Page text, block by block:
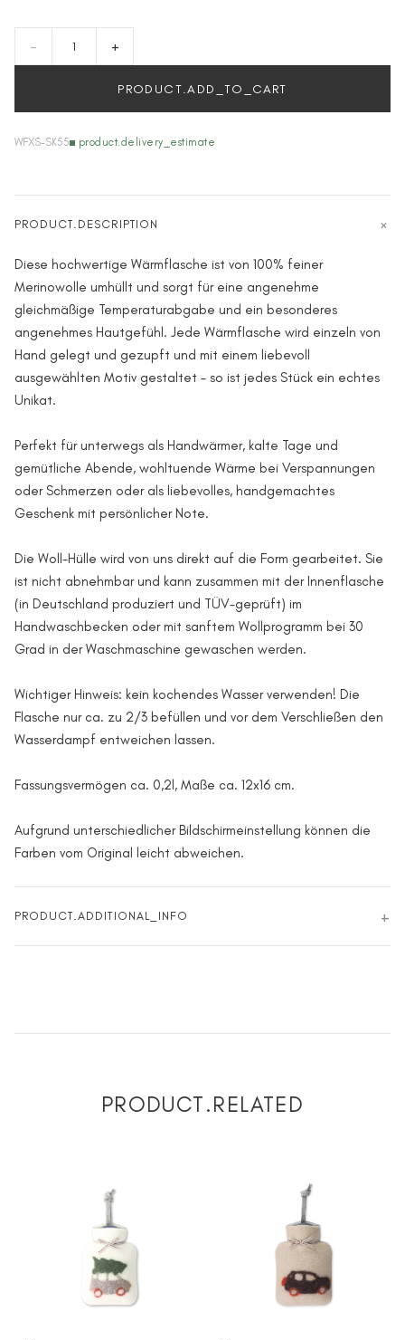
- +
PRODUCT.ADD_TO_CART
WFXS-SK55 product.delivery_estimate
PRODUCT.DESCRIPTION
Diese hochwertige Wärmflasche ist von 100% feiner
Merinowolle umhüllt und sorgt für eine angenehme
gleichmäßige Temperaturabgabe und ein besonderes
angenehmes Hautgefühl. Jede Wärmflasche wird einzeln von
Hand gelegt und gezupft und mit einem liebevoll
ausgewählten Motiv gestaltet – so ist jedes Stück ein echtes
Unikat.
Perfekt für unterwegs als Handwärmer, kalte Tage und
gemütliche Abende, wohltuende Wärme bei Verspannungen
oder Schmerzen oder als liebevolles, handgemachtes
Geschenk mit persönlicher Note.
Die Woll-Hülle wird von uns direkt auf die Form gearbeitet. Sie
ist nicht abnehmbar und kann zusammen mit der Innenflasche
(in Deutschland produziert und TÜV-geprüft) im
Handwaschbecken oder mit sanftem Wollprogramm bei 30
Grad in der Waschmaschine gewaschen werden.
Wichtiger Hinweis: kein kochendes Wasser verwenden! Die
Flasche nur ca. zu 2/3 befüllen und vor dem Verschließen den
Wasserdampf entweichen lassen.
Fassungsvermögen ca. 0,2l, Maße ca. 12x16 cm.
Aufgrund unterschiedlicher Bildschirmeinstellung können die
Farben vom Original leicht abweichen.
PRODUCT.ADDITIONAL_INFO
PRODUCT.RELATED